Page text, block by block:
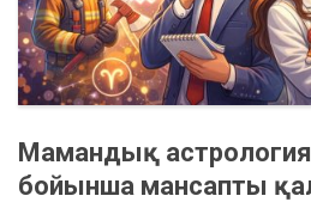
Мамандық
бойынша мансапты